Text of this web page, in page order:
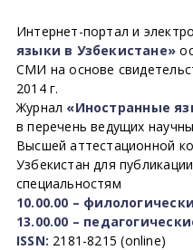
Интернет-портал и
языки в Узбекистане»
СМИ на основе
2014 г.
Журнал «Иностранные
в перечень ведущих
Высшей аттестационной
Узбекистан для
специальностям
10.00.00 –
13.00.00 –
ISSN: 2181-8215 (online)